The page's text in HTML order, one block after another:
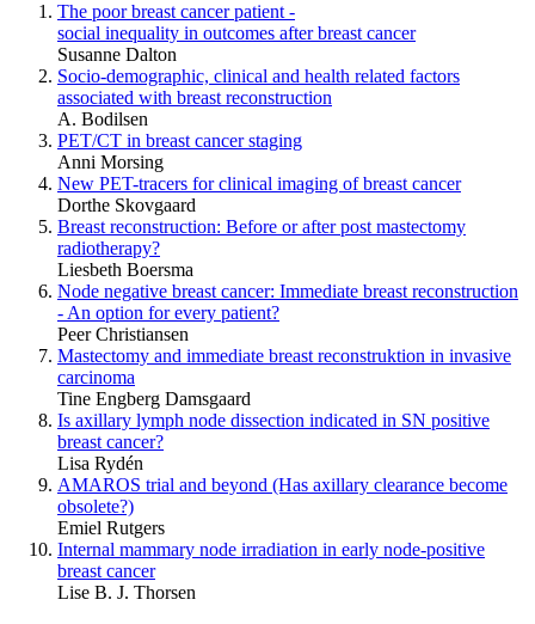
The poor breast cancer patient -
social inequality in outcomes after breast cancer
Susanne Dalton
Socio-demographic, clinical and health related factors
associated with breast reconstruction
A. Bodilsen
PET/CT in breast cancer staging
Anni Morsing
New PET-tracers for clinical imaging of breast cancer
Dorthe Skovgaard
Breast reconstruction: Before or after post mastectomy
radiotherapy?
Liesbeth Boersma
Node negative breast cancer: Immediate breast reconstruction
- An option for every patient?
Peer Christiansen
Mastectomy and immediate breast reconstruktion in invasive
carcinoma
Tine Engberg Damsgaard
Is axillary lymph node dissection indicated in SN positive
breast cancer?
Lisa Rydén
AMAROS trial and beyond (Has axillary clearance become
obsolete?)
Emiel Rutgers
Internal mammary node irradiation in early node-positive
breast cancer
Lise B. J. Thorsen